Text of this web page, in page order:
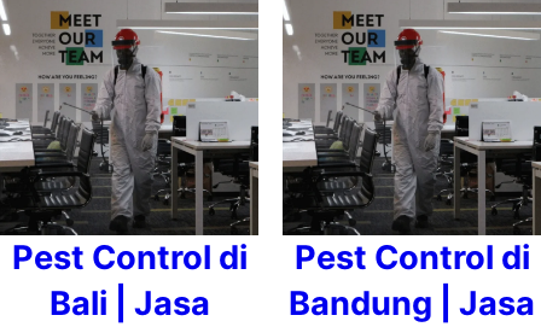
Pest Control di
Bali | Jasa
Pest Control di
Bandung | Jasa